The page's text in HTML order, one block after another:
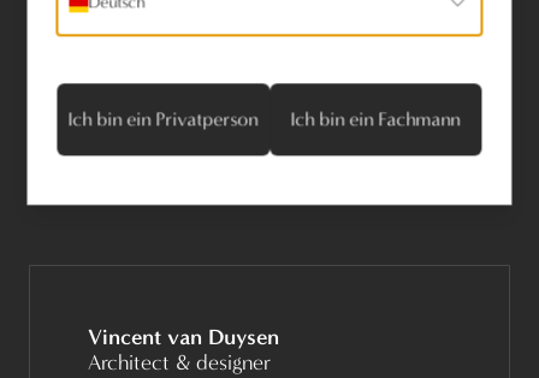
Weißbronze
Vincent van Duysen
Architect & designer
Ich bin ein Privatperson Ich bin ein Fachmann